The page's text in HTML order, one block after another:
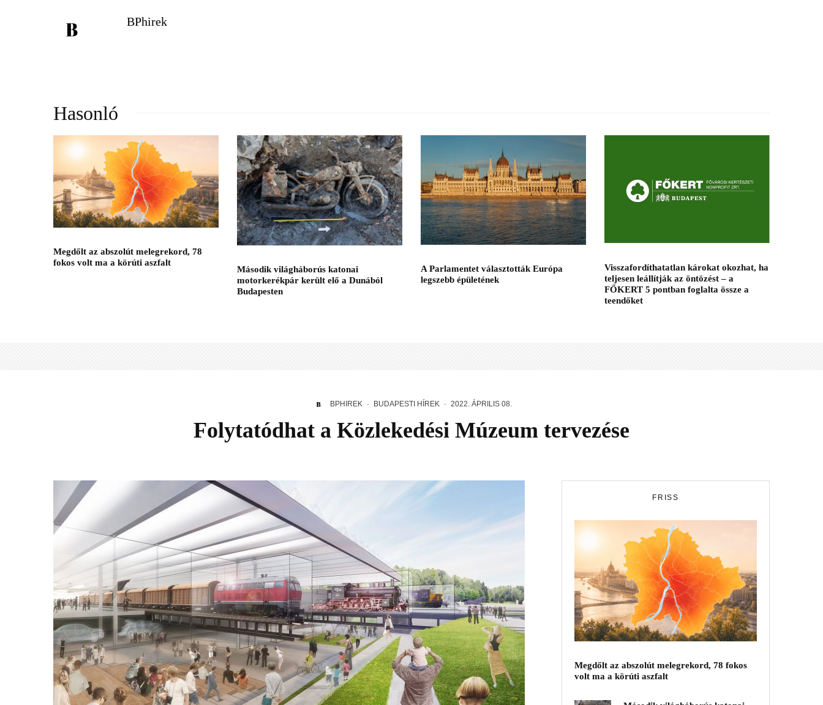
BPhirek
Hasonló
Megdőlt az abszolút melegrekord, 78
fokos volt ma a körúti aszfalt
Második világháborús katonai
motorkerékpár került elő a Dunából
Budapesten
A Parlamentet választották Európa
legszebb épületének
Visszafordíthatatlan károkat okozhat, ha
teljesen leállítják az öntözést – a
FŐKERT 5 pontban foglalta össze a
teendőket
BPHIREK · BUDAPESTI HÍREK · 2022. ÁPRILIS 08.
Folytatódhat a Közlekedési Múzeum tervezése
FRISS
Megdőlt az abszolút melegrekord, 78 fokos
volt ma a körúti aszfalt